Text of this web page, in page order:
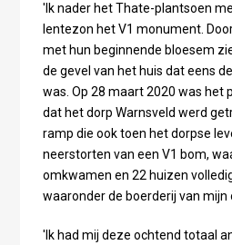
'Ik nader het Thate-plantsoen
lentezon het V1 monument.
met hun beginnende bloesem
de gevel van het huis dat eens
was. Op 28 maart 2020 was het
dat het dorp Warnsveld werd
ramp die ook toen het dorpse
neerstorten van een V1 bom,
omkwamen en 22 huizen
waaronder de boerderij van mijn
'Ik had mij deze ochtend totaal